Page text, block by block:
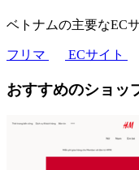
ベトナムの主要なEC
フリマ ECサイト
おすすめのショッ